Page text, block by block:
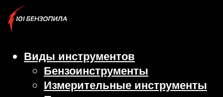
Виды инструментов
Бензоинструменты
Измерительные инструменты